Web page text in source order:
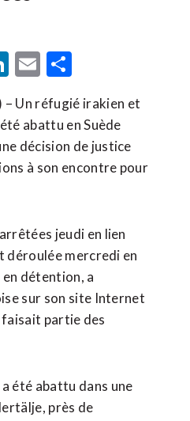
LinkedIn
Email
Un réfugié irakien et
abattu en Suède
décision de justice
à son encontre pour
jeudi en lien
déroulée mercredi en
détention, a
sur son site Internet
partie des
été abattu dans une
près de